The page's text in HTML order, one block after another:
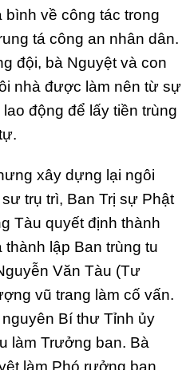
bình về công tác trong
tá công an nhân dân.
đội, bà Nguyệt và con
nhà được làm nên từ sự
động để lấy tiền trùng
xây dựng lại ngôi
trụ trì, Ban Trị sự Phật
Tàu quyết định thành
thành lập Ban trùng tu
Văn Tàu (Tư
vũ trang làm cố vấn.
Bí thư Tỉnh ủy
làm Trưởng ban. Bà
làm Phó rưởng ban